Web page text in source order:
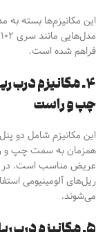
فراهم شده است.
۴. مکانیزم
چپ و راست
این مکانیزم شامل دو
همزمان به سمت چپ و
عریض مناسب است. در
می‌شوند.